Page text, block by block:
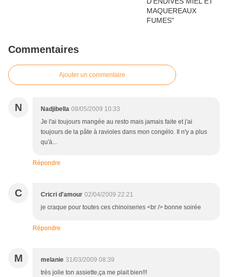
Commentaires
Ajouter un commentaire
N Nadjibella 08/05/2009 10:33
Je l'ai toujours mangée au resto mais jamais faite et j'ai
toujours de la pâte à ravioles dans mon congélo. Il n'y a plus
qu'à...
Répondre
C Cricri d'amour 02/04/2009 22:21
je craque pour toutes ces chinoiseries <br /> bonne soirée
Répondre
M melanie 31/03/2009 08:39
très jolie ton assiette,ça me plait bien!!!